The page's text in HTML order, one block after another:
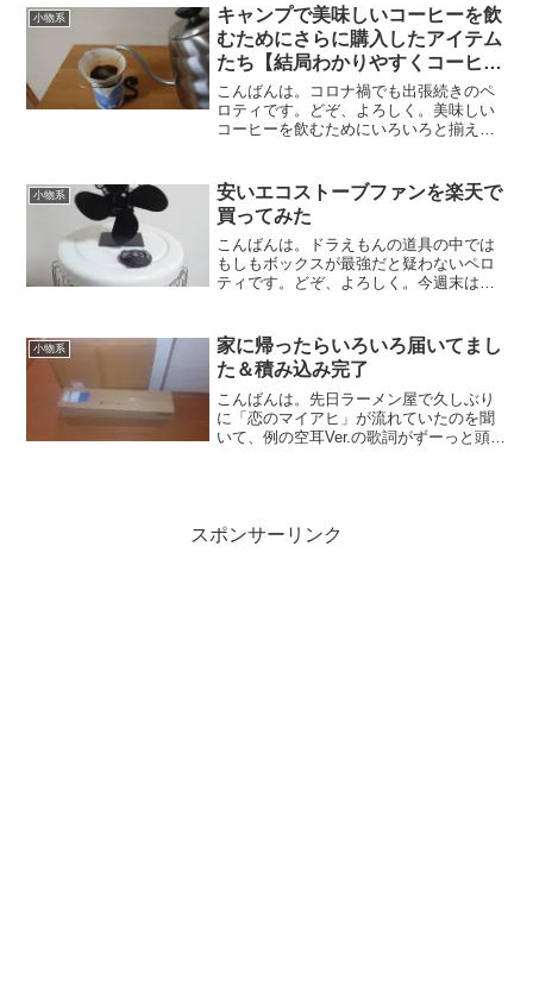
たいですね。さて、昨日ち...
小物系
キャンプで美味しいコーヒーを飲
むためにさらに購入したアイテム
たち【結局わかりやすくコーヒー
沼にハマる】
こんばんは。コロナ禍でも出張続きのペ
ロティです。どぞ、よろしく。美味しい
コーヒーを飲むためにいろいろと揃えて
を書きました。そこで、ユニフレームの
コーヒーサーバーやコーヒ...
小物系
安いエコストーブファンを楽天で
買ってみた
こんばんは。ドラえもんの道具の中では
もしもボックスが最強だと疑わないペロ
ティです。どぞ、よろしく。今週末はフ
かなり久々なんですよねーいつぶりか調
べてみたところ、ファミリ...
小物系
家に帰ったらいろいろ届いてまし
た＆積み込み完了
こんばんは。先日ラーメン屋で久しぶり
に「恋のマイアヒ」が流れていたのを聞
いて、例の空耳Ver.の歌詞がずーっと頭の
スポンサーリンク